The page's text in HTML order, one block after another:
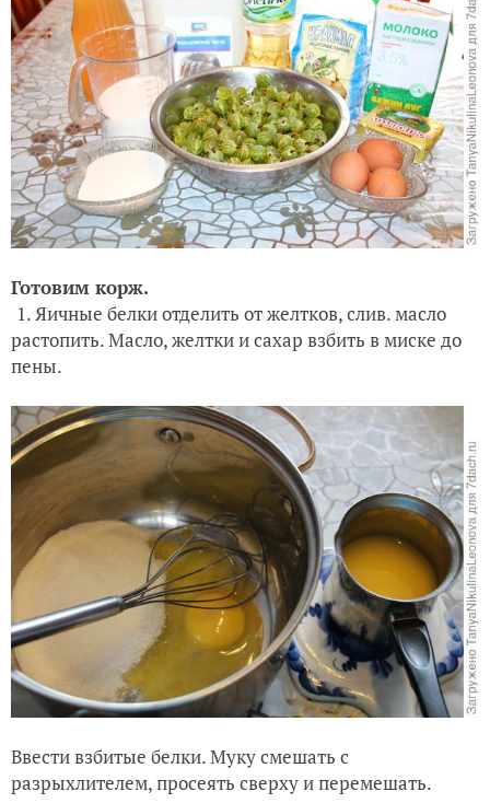
Готовим корж.
1. Яичные белки отделить от желтков, слив. масло
растопить. Масло, желтки и сахар взбить в миске до
пены.
Ввести взбитые белки. Муку смешать с
разрыхлителем, просеять сверху и перемешать.